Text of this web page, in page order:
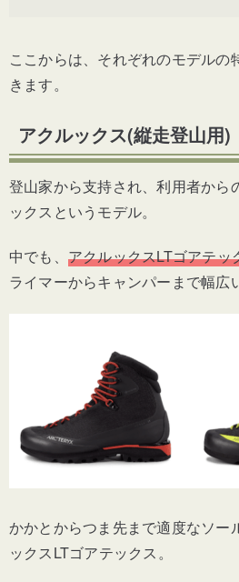
ここからは、それぞれのモデルの
きます。
アクルックス(縦走登山用)
登山家から支持され、利用者から
ックスというモデル。
中でも、 アクルックスLTゴアテッ
ライマーからキャンパーまで幅広
かかとからつま先まで適度なソー
ックスLTゴアテックス。